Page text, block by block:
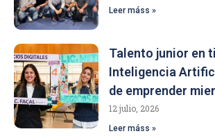
Leer máss »
Talento junior en
Inteligencia
de emprender
12 julio, 2026
Leer máss »